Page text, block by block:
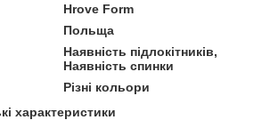
Hrove Form
Польща
Наявність підлокітників,
Наявність спинки
Різні кольори
характеристики